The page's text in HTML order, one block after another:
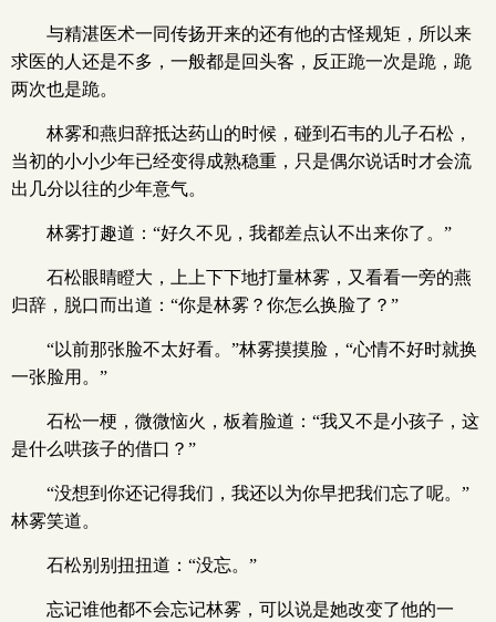
与精湛医术一同传扬开来的还有他的古怪规矩，所以来
求医的人还是不多，一般都是回头客，反正跪一次是跪，跪
两次也是跪。
林雾和燕归辞抵达药山的时候，碰到石韦的儿子石松，
当初的小小少年已经变得成熟稳重，只是偶尔说话时才会流
出几分以往的少年意气。
林雾打趣道：“好久不见，我都差点认不出来你了。”
石松眼睛瞪大，上上下下地打量林雾，又看看一旁的燕
归辞，脱口而出道：“你是林雾？你怎么换脸了？”
“以前那张脸不太好看。”林雾摸摸脸，“心情不好时就换
一张脸用。”
石松一梗，微微恼火，板着脸道：“我又不是小孩子，这
是什么哄孩子的借口？”
“没想到你还记得我们，我还以为你早把我们忘了呢。”
林雾笑道。
石松别别扭扭道：“没忘。”
忘记谁他都不会忘记林雾，可以说是她改变了他的一